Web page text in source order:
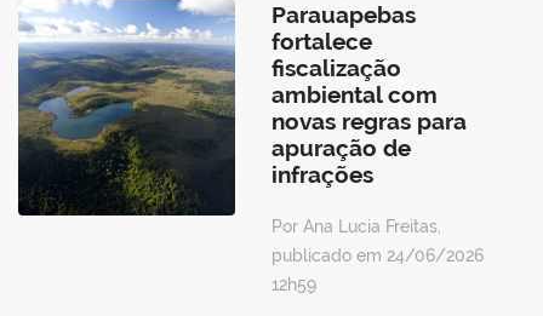
Parauapebas
fortalece
fiscalização
ambiental com
novas regras para
apuração de
infrações
Por Ana Lucia Freitas,
publicado em 24/06/2026
12h59